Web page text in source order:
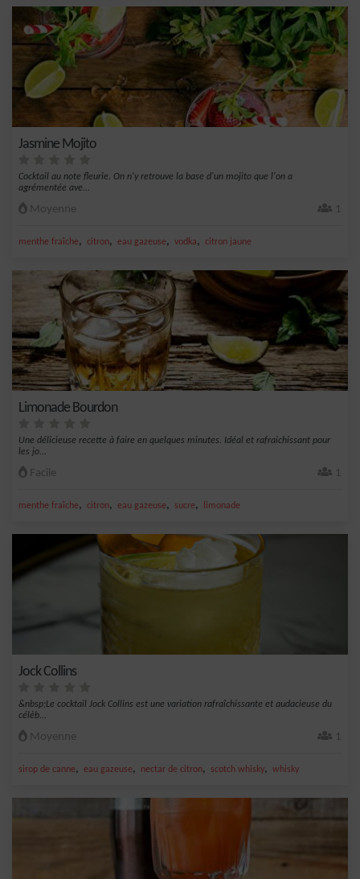
Jasmine Mojito
Cocktail au note fleurie. On n'y retrouve la base d'un mojito que l'on a
agrémentée ave...
Moyenne 1
menthe fraîche, citron, eau gazeuse, vodka, citron jaune
Limonade Bourdon
Une délicieuse recette à faire en quelques minutes. Idéal et rafraichissant pour
les jo...
Facile 1
menthe fraîche, citron, eau gazeuse, sucre, limonade
Jock Collins
&nbsp;Le cocktail Jock Collins est une variation rafraîchissante et audacieuse du
célèb...
Moyenne 1
sirop de canne, eau gazeuse, nectar de citron, scotch whisky, whisky